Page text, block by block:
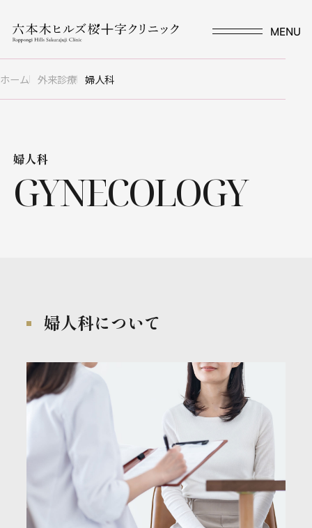
MENU
CLOSE
ホーム
院内のご案内
院長ご挨拶
外来診療
内科
消化器内科
婦人科
健康診断・人間ドック
健康診断・人間ドックトップ
定期健康診断
雇入時健康診断
人間ドック
採用情報
Health Checkup
Outpatient Appointments
ホーム 外来診療 婦人科
婦人科
GYNECOLOGY
婦人科について